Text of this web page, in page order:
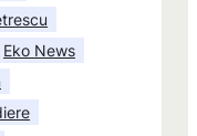
Eko News